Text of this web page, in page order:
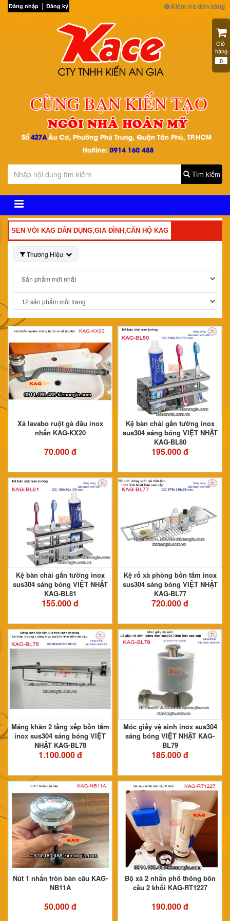
Đăng nhập Đăng ký Kiểm tra đơn hàng
Tìm kiếm
SEN VÒI KAG DÂN DỤNG,GIA ĐÌNH,CĂN HỘ KAG
Thương Hiệu
Xả lavabo ruột gà đầu inox
nhấn KAG-KX20
70.000 đ
Kệ bàn chải gắn tường inox
sus304 sáng bóng VIỆT NHẬT
KAG-BL80
195.000 đ
Kệ bàn chải gắn tường inox
sus304 sáng bóng VIỆT NHẬT
KAG-BL81
155.000 đ
Kệ rổ xà phòng bồn tắm inox
sus304 sáng bóng VIỆT NHẬT
KAG-BL77
720.000 đ
Máng khăn 2 tầng xếp bồn tắm
inox sus304 sáng bóng VIỆT
NHẬT KAG-BL78
1.100.000 đ
Móc giấy vệ sinh inox sus304
sáng bóng VIỆT NHẬT KAG-
BL79
185.000 đ
Nút 1 nhấn tròn bàn cầu KAG-
NB11A
50.000 đ
Bộ xả 2 nhấn phổ thông bồn
cầu 2 khối KAG-RT1227
190.000 đ
Giỏ
hàng
0